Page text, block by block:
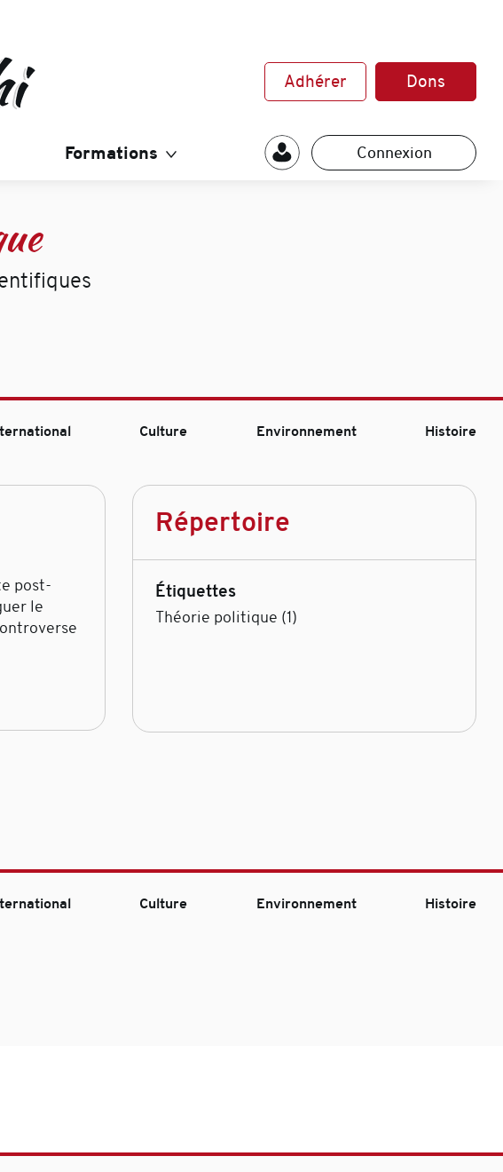
Adhérer Dons
Formations Connexion
Culture Environnement Histoire
post-
le
Culture Environnement Histoire
Répertoire
Étiquettes
Théorie politique (1)